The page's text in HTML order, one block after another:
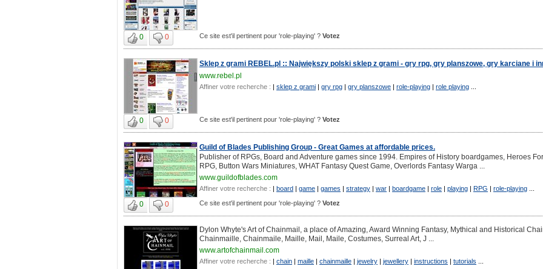
0 0 Ce site est'il pertinent pour 'role-playing' ? Votez
Sklep z grami REBEL.pl :: Największy polski sklep z grami - gry rpg, gry planszowe, gry karciane i
www.rebel.pl
Affiner votre recherche : | sklep z grami | gry rpg | gry planszowe | role-playing | role playing
0 0 Ce site est'il pertinent pour 'role-playing' ? Votez
Guild of Blades Publishing Group - Great Games at affordable prices.
Publisher of RPGs, Board and Adventure games since 1994. Empires of History boardgames, Heroes
RPG, Button Wars Miniatures, WHAT Fantasy Quest Game, Overlords Fantasy Warga ...
www.guildofblades.com
Affiner votre recherche : | board | game | games | strategy | war | boardgame | role | playing | RPG | role-playing
0 0 Ce site est'il pertinent pour 'role-playing' ? Votez
Dylon Whyte's Art of Chainmail, a place of Amazing, Award Winning Fantasy, Mythical and Historical
Chainmaille, Chainmaile, Maille, Mail, Maile, Costumes, Surreal Art, J ...
www.artofchainmail.com
Affiner votre recherche : | chain | maille | chainmaille | jewelry | jewellery | instructions | tutorials